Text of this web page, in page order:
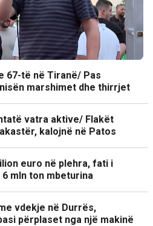
67-të në Tiranë/ Pas
marshimet dhe thirrjet
vatra aktive/ Flakët
kalojnë në Patos
euro në plehra, fati i
6 mln ton mbeturina
vdekje në Durrës,
përplaset nga një makinë